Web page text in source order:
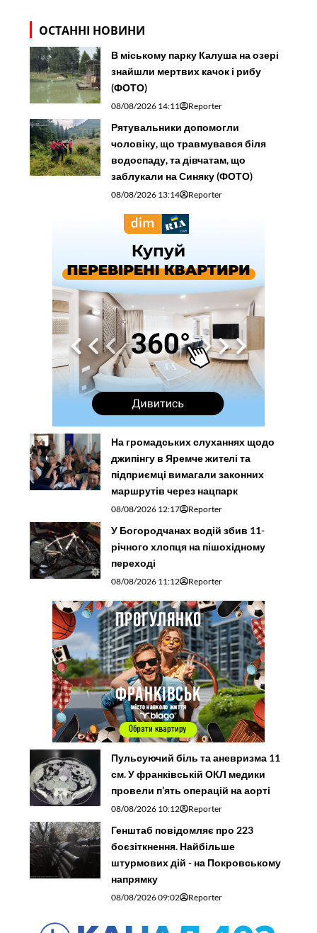
ОСТАННІ НОВИНИ
В міському парку Калуша на озері
знайшли мертвих качок і рибу
(ФОТО)
08/08/2026 14:11 Reporter
Рятувальники допомогли
чоловіку, що травмувався біля
водоспаду, та дівчатам, що
заблукали на Синяку (ФОТО)
08/08/2026 13:14 Reporter
На громадських слуханнях щодо
джипінгу в Яремче житeлі та
підприємці вимагали законних
маршрутів через нацпарк
08/08/2026 12:17 Reporter
У Богородчанах водій збив 11-
річного хлопця на пішохідному
переході
08/08/2026 11:12 Reporter
Пульсуючий біль та аневризма 11
см. У франківській ОКЛ медики
провели п’ять операцій на аорті
08/08/2026 10:12 Reporter
Генштаб повідомляє про 223
боєзіткнення. Найбільше
штурмових дій - на Покровському
напрямку
08/08/2026 09:02 Reporter